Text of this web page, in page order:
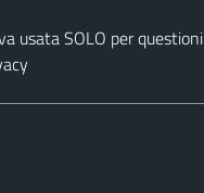
usata SOLO per questioni